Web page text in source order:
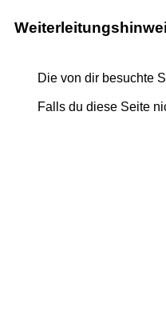
Die von dir besuchte
Falls du diese Seite